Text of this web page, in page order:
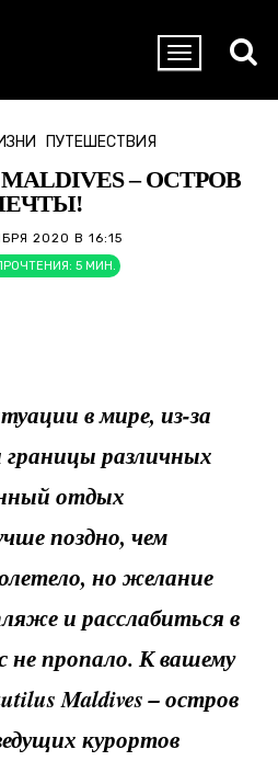
ПУТЕШЕСТВИЯ
– ОСТРОВ
2020 В 16:15
5 МИН.
в мире, из-за
различных
отдых
поздно, чем
но желание
и расслабиться в
не пропало. К вашему
Maldives – остров
курортов